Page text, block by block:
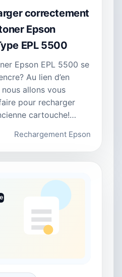
correctement
Epson
EPL 5500
Epson EPL 5500 se
Au lien d’en
allons vous
pour recharger
cartouche!…
Rechargement Epson